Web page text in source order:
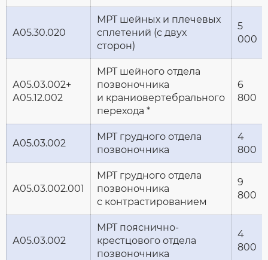
А05.30.020
МРТ шейных и плечевых
сплетений (с двух
сторон)
5
000
А05.03.002+
А05.12.002
МРТ шейного отдела
позвоночника
и краниовертебрального
перехода *
6
800
А05.03.002
МРТ грудного отдела
позвоночника
4
800
А05.03.002.001
МРТ грудного отдела
позвоночника
с контрастированием
9
800
А05.03.002
МРТ пояснично-
крестцового отдела
позвоночника
4
800